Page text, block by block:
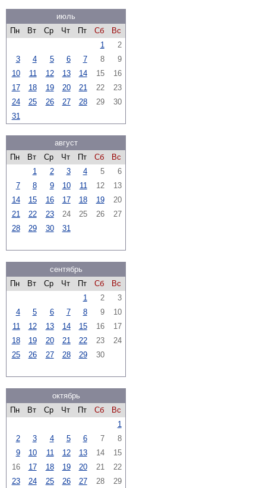
июль
Пн
Вт Ср Чт Пт Сб
Вс
1
2
3
4 5 6 7 8
9
10
11 12 13 14 15
16
17
18 19 20 21 22
23
24
25 26 27 28 29
30
31
август
Пн
Вт Ср Чт Пт Сб
Вс
1
2 3 4 5
6
7
8 9 10 11 12
13
14
15 16 17 18 19
20
21
22 23 24 25 26
27
28
29 30 31
сентябрь
Пн
Вт Ср Чт Пт Сб
Вс
1
2
3
4
5 6 7 8 9
10
11
12 13 14 15 16
17
18
19 20 21 22 23
24
25
26 27 28 29 30
октябрь
Пн
Вт Ср Чт Пт Сб
Вс
1
2
3 4 5 6 7
8
9
10 11 12 13 14
15
16
17 18 19 20 21
22
23
24 25 26 27 28
29